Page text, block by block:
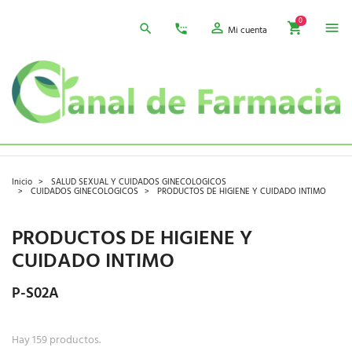
Mi cuenta
0
Inicio SALUD SEXUAL Y CUIDADOS GINECOLOGICOS
CUIDADOS GINECOLOGICOS PRODUCTOS DE HIGIENE Y CUIDADO INTIMO
PRODUCTOS DE HIGIENE Y
CUIDADO INTIMO
P-S02A
Hay 159 productos.